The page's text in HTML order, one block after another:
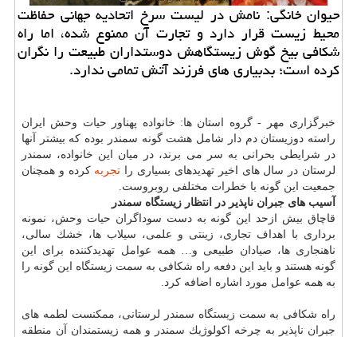
حیوان خانگی: نامش در لیست سرخ اتحادیه جهانی حفاظت
محیط زیست قرار دارد و تجارت آن ممنوع شده، اما راه
شكافی بیخ گوش زیستگاهش دوستداران طبیعت را نگران
كرده است؛ بدبیاری های فرزند آتش تمامی ندارد.
خبرگزاری مهر - گروه استان ها: خانواده پهناور حیات وحش ایران
راسته دوزیستان دم دار شامل هشت گونه سمندر بوده كه بیشتر آنها
در شرایطی بحرانی به سر می برند، در میان این خانواده، سمندر
لرستان در سال های اخیر تهدیدهای بسیاری را تجربه كرده و همچنان
جمعیت این گونه با خطرات مختلفی روبروست.
آسیب های جبران ناپذیر در انتظار زیستگاه سمندر
قاچاق بیش ازحد این گونه به دست سوداگران حیات وحش، نمونه
برداری با اهداف تجاری، زینتی و علمی، سیلاب ها، خشك سالی،
ناهنجاری ها، صیادان طبیعی و… همه عوامل تهدیدكننده برای این
گونه هستند و باید این دفعه راه شكافی به سمت زیستگاه این گونه را
به همه عوامل مورد اشاره اضافه كرد.
راه شكافی به سمت زیستگاه سمندر لرستانی، ممكنست لطمه های
جبران ناپذیر به چرخه اكولوژیك سمندر و همه زیستمندان آن منطقه